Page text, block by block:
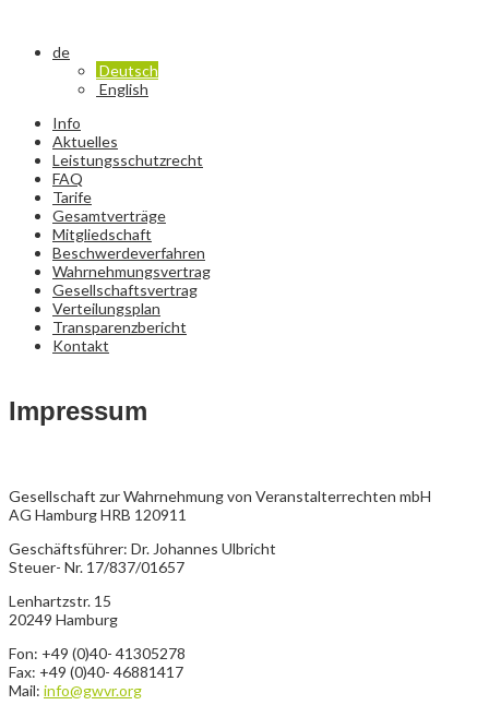
de
Deutsch
English
Info
Aktuelles
Leistungsschutzrecht
FAQ
Tarife
Gesamtverträge
Mitgliedschaft
Beschwerdeverfahren
Wahrnehmungsvertrag
Gesellschaftsvertrag
Verteilungsplan
Transparenzbericht
Kontakt
Impressum
Gesellschaft zur Wahrnehmung von Veranstalterrechten mbH
AG Hamburg HRB 120911
Geschäftsführer: Dr. Johannes Ulbricht
Steuer- Nr. 17/837/01657
Lenhartzstr. 15
20249 Hamburg
Fon: +49 (0)40- 41305278
Fax: +49 (0)40- 46881417
Mail: info@gwvr.org